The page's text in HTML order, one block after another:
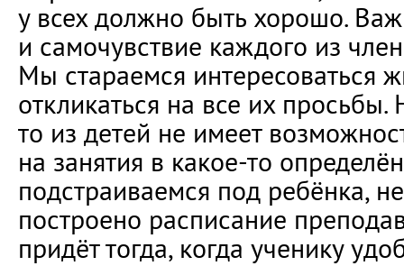
у всех должно быть хорошо.
и самочувствие каждого из
Мы стараемся интересоваться
откликаться на все их
то из детей не имеет
на занятия в какое-то
подстраиваемся под ребёнка,
построено расписание
придёт тогда, когда ученику